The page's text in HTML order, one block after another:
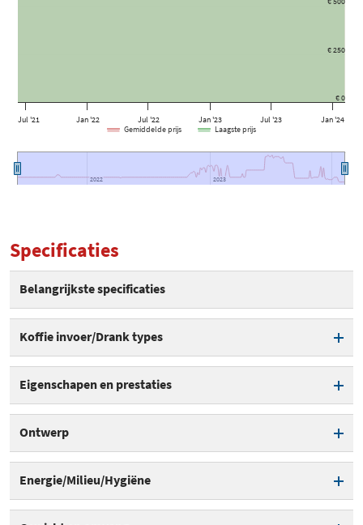
Jul '21 Jan '22 Jul '22 Jan '23 Jul '23 Jan '24
2022
2022 2023
2023
€ 0
€ 250
Gemiddelde prijs Laagste prijs
Specificaties
Belangrijkste specificaties
Koffie invoer/Drank types
Espresso
Eigenschapen en prestaties
Anti-druppelfunctie
Automatisch uitschakelen
Ontwerp
Melkreservoir
Energie/Milieu/Hygiëne